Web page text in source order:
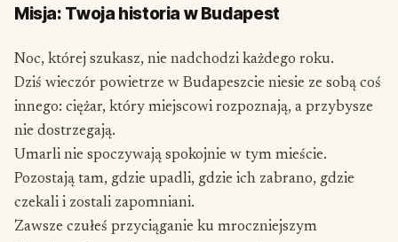
Misja: Twoja historia w Budapest
Noc, której szukasz, nie nadchodzi każdego roku.
Dziś wieczór powietrze w Budapeszcie niesie ze sobą coś
innego: ciężar, który miejscowi rozpoznają, a przybysze
nie dostrzegają.
Umarli nie spoczywają spokojnie w tym mieście.
Pozostają tam, gdzie upadli, gdzie ich zabrano, gdzie
czekali i zostali zapomniani.
Zawsze czułeś przyciąganie ku mroczniejszym